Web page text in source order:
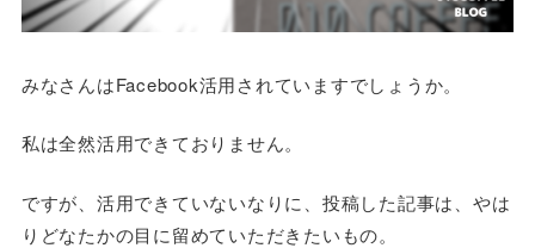
みなさんはFacebook活用されていますでしょうか。
私は全然活用できておりません。
ですが、活用できていないなりに、投稿した記事は、やは
りどなたかの目に留めていただきたいもの。